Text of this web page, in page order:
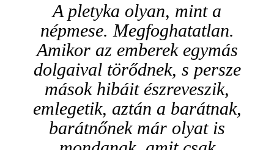
A pletyka olyan, mint a
népmese. Megfoghatatlan.
Amikor az emberek egymás
dolgaival törődnek, s persze
mások hibáit észreveszik,
emlegetik, aztán a barátnak,
barátnőnek már olyat is